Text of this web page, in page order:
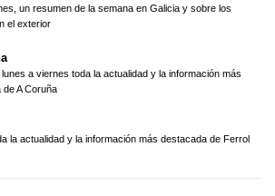
un resumen de la semana en Galicia y sobre los
el exterior
a viernes toda la actualidad y la información más
A Coruña
la actualidad y la información más destacada de Ferrol